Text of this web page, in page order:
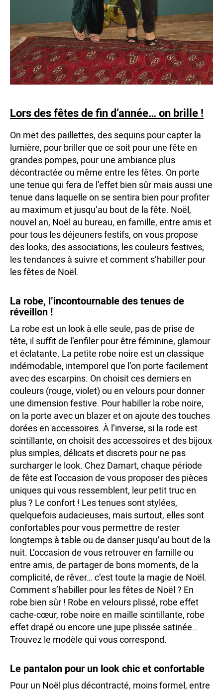
Lors des fêtes de fin d’année… on brille !
On met des paillettes, des sequins pour capter la
lumière, pour briller que ce soit pour une fête en
grandes pompes, pour une ambiance plus
décontractée ou même entre les fêtes. On porte
une tenue qui fera de l’effet bien sûr mais aussi une
tenue dans laquelle on se sentira bien pour profiter
au maximum et jusqu’au bout de la fête. Noël,
nouvel an, Noël au bureau, en famille, entre amis et
pour tous les déjeuners festifs, on vous propose
des looks, des associations, les couleurs festives,
les tendances à suivre et comment s’habiller pour
les fêtes de Noël.
La robe, l’incontournable des tenues de
réveillon !
La robe est un look à elle seule, pas de prise de
tête, il suffit de l’enfiler pour être féminine, glamour
et éclatante. La petite robe noire est un classique
indémodable, intemporel que l’on porte facilement
avec des escarpins. On choisit ces derniers en
couleurs (rouge, violet) ou en velours pour donner
une dimension festive. Pour habiller la robe noire,
on la porte avec un blazer et on ajoute des touches
dorées en accessoires. À l’inverse, si la rode est
scintillante, on choisit des accessoires et des bijoux
plus simples, délicats et discrets pour ne pas
surcharger le look. Chez Damart, chaque période
de fête est l’occasion de vous proposer des pièces
uniques qui vous ressemblent, leur petit truc en
plus ? Le confort ! Les tenues sont stylées,
quelquefois audacieuses, mais surtout, elles sont
confortables pour vous permettre de rester
longtemps à table ou de danser jusqu’au bout de la
nuit. L’occasion de vous retrouver en famille ou
entre amis, de partager de bons moments, de la
complicité, de rêver… c’est toute la magie de Noël.
Comment s’habiller pour les fêtes de Noël ? En
robe bien sûr ! Robe en velours plissé, robe effet
cache-cœur, robe noire en maille scintillante, robe
effet drapé ou encore une jupe plissée satinée…
Trouvez le modèle qui vous correspond.
Le pantalon pour un look chic et confortable
Pour un Noël plus décontracté, moins formel, entre